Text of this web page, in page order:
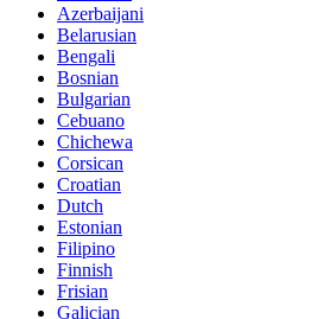
Azerbaijani
Belarusian
Bengali
Bosnian
Bulgarian
Cebuano
Chichewa
Corsican
Croatian
Dutch
Estonian
Filipino
Finnish
Frisian
Galician